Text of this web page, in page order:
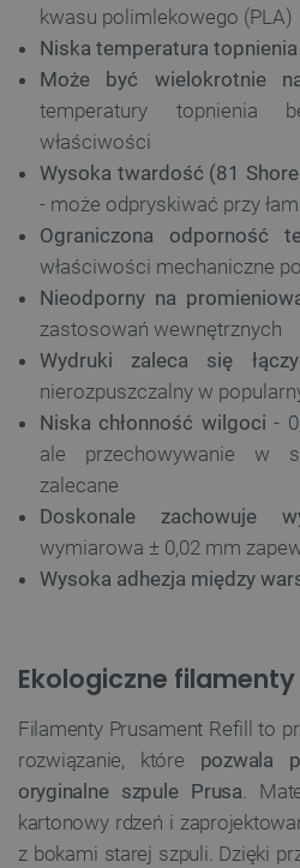
kwasu polimlekowego (PLA)
Niska temperatura topnienia
Może być wielokrotnie
temperatury topnienia
właściwości
Wysoka twardość (81
- może odpryskiwać przy
Ograniczona odporność
właściwości mechaniczne
Nieodporny na
zastosowań wewnętrznych
Wydruki zaleca się
nierozpuszczalny w
Niska chłonność wilgoci -
ale przechowywanie w
zalecane
Doskonale zachowuje
wymiarowa ± 0,02 mm
Wysoka adhezja między
Ekologiczne filamenty
Filamenty Prusament Refill to
rozwiązanie, które pozwala
oryginalne szpule Prusa.
kartonowy rdzeń i
z bokami starej szpuli. Dzięki